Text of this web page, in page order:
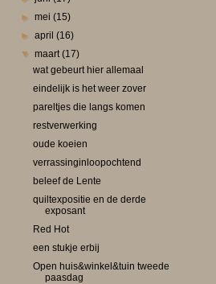
►mei(15)
►april(16)
▼maart(17)
wat gebeurt hier allemaal
eindelijk is het weer zover
pareltjes die langs komen
restverwerking
oude koeien
verrassinginloopochtend
beleef de Lente
quiltexpositie en de derde
exposant
Red Hot
een stukje erbij
Open huis&winkel&tuin tweede
paasdag